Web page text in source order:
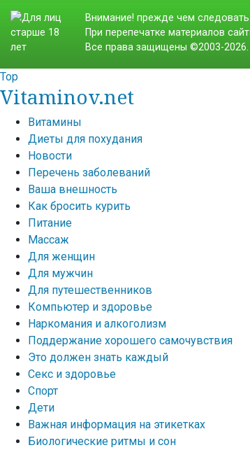
Внимание! прежде чем
При перепечатке материалов
Все права защищены ©2003-
Top
Vitaminov.net
Витамины
Диеты для похудания
Новости
Перечень заболеваний
Ваша внешность
Как бросить курить
Питание
Массаж
Для женщин
Для мужчин
Для путешественников
Компьютер и здоровье
Наркомания и алкоголизм
Поддержание хорошего самочувствия
Это должен знать каждый
Секс и здоровье
Спорт
Дети
Важная информация на этикетках
Биологические ритмы и сон